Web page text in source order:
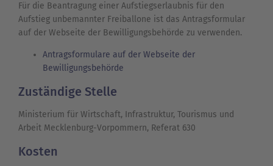
Für die Beantragung einer Aufstiegserlaubnis für den
Aufstieg unbemannter Freiballone ist das Antragsformular
auf der Webseite der Bewilligungsbehörde zu verwenden.
Antragsformulare auf der Webseite der
Bewilligungsbehörde
Zuständige Stelle
Ministerium für Wirtschaft, Infrastruktur, Tourismus und
Arbeit Mecklenburg-Vorpommern, Referat 630
Kosten